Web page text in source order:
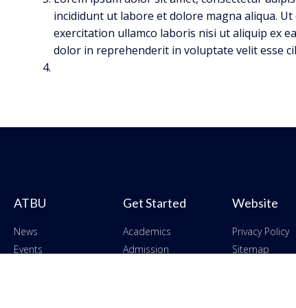
incididunt ut labore et dolore magna aliqua.
exercitation ullamco laboris nisi ut aliquip ex
dolor in reprehenderit in voluptate velit esse
ATBU
News
Events
Get Started
Academics
Admission
Website
Privacy Policy
Sitemap